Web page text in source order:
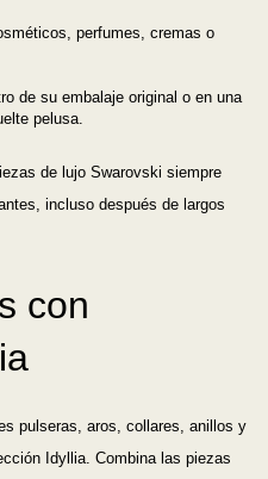
perfumes, cremas o
de su embalaje original o en una
pelusa.
de lujo Swarovski siempre
incluso después de largos
con
pulseras, aros, collares, anillos y
Idyllia. Combina las piezas